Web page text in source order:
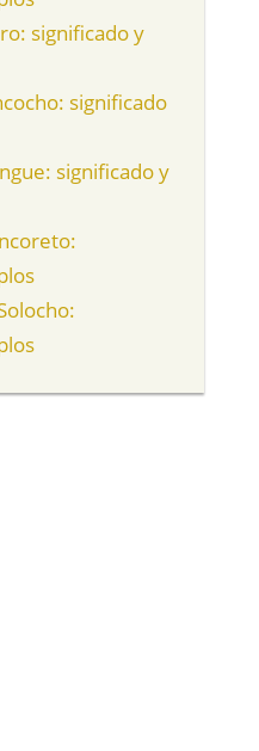
significado y
significado
significado y